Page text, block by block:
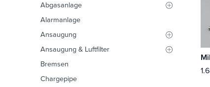
Abgasanlage
Alarmanlage
Ansaugung
Ansaugung & Luftfilter
Bremsen
Chargepipe